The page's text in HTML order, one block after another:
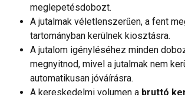
meglepetésdobozt.
A jutalmak véletlenszerűen, a fent
tartományban kerülnek kiosztásra.
A jutalom igényléséhez minden
megnyitnod, mivel a jutalmak nem
automatikusan jóváírásra.
A kereskedelmi volumen a bruttó